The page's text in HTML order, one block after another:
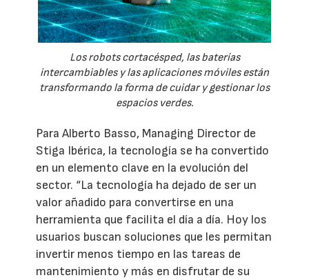
Los robots cortacésped, las baterías
intercambiables y las aplicaciones móviles están
transformando la forma de cuidar y gestionar los
espacios verdes.
Para Alberto Basso, Managing Director de
Stiga Ibérica, la tecnología se ha convertido
en un elemento clave en la evolución del
sector. “La tecnología ha dejado de ser un
valor añadido para convertirse en una
herramienta que facilita el día a día. Hoy los
usuarios buscan soluciones que les permitan
invertir menos tiempo en las tareas de
mantenimiento y más en disfrutar de su